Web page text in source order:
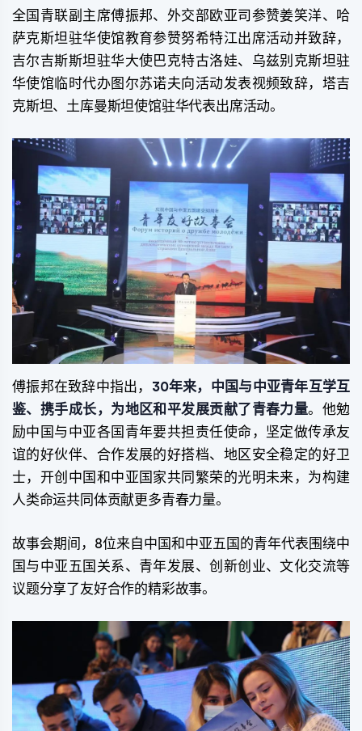
全国青联副主席傅振邦、外交部欧亚司参赞姜笑洋、哈
萨克斯坦驻华使馆教育参赞努希特江出席活动并致辞，
吉尔吉斯斯坦驻华大使巴克特古洛娃、乌兹别克斯坦驻
华使馆临时代办图尔苏诺夫向活动发表视频致辞，塔吉
克斯坦、土库曼斯坦使馆驻华代表出席活动。
傅振邦在致辞中指出， 30年来，中国与中亚青年互学互
鉴、携手成长，为地区和平发展贡献了青春力量。他勉
励中国与中亚各国青年要共担责任使命，坚定做传承友
谊的好伙伴、合作发展的好搭档、地区安全稳定的好卫
士，开创中国和中亚国家共同繁荣的光明未来，为构建
人类命运共同体贡献更多青春力量。
故事会期间，8位来自中国和中亚五国的青年代表围绕中
国与中亚五国关系、青年发展、创新创业、文化交流等
议题分享了友好合作的精彩故事。